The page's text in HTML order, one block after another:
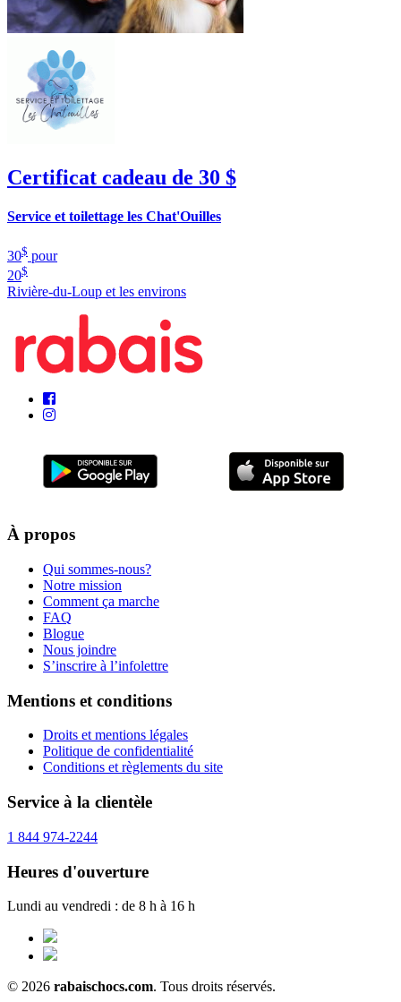
Certificat cadeau de 30 $
Service et toilettage les Chat'Ouilles
30$ pour
20$
Rivière-du-Loup et les environs
À propos
Qui sommes-nous?
Notre mission
Comment ça marche
FAQ
Blogue
Nous joindre
S’inscrire à l’infolettre
Mentions et conditions
Droits et mentions légales
Politique de confidentialité
Conditions et règlements du site
Service à la clientèle
1 844 974-2244
Heures d'ouverture
Lundi au vendredi : de 8 h à 16 h
© 2026 rabaischocs.com. Tous droits réservés.